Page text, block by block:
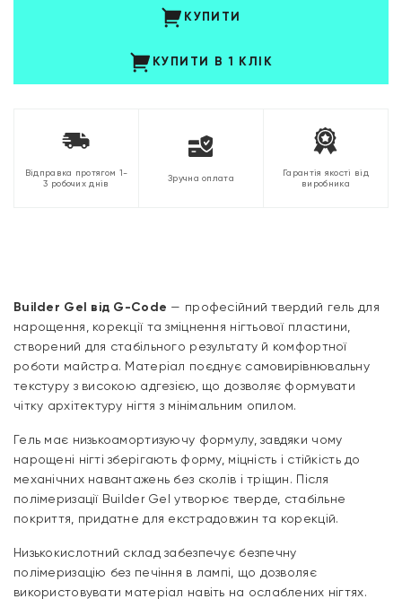
КУПИТИ
КУПИТИ В 1 КЛІК
Відправка протягом 1-
3 робочих днів
Зручна оплата
Гарантія якості від
виробника
Builder Gel від G-Code — професійний твердий гель для
нарощення, корекції та зміцнення нігтьової пластини,
створений для стабільного результату й комфортної
роботи майстра. Матеріал поєднує самовирівнювальну
текстуру з високою адгезією, що дозволяє формувати
чітку архітектуру нігтя з мінімальним опилом.
Гель має низькоамортизуючу формулу, завдяки чому
нарощені нігті зберігають форму, міцність і стійкість до
механічних навантажень без сколів і тріщин. Після
полімеризації Builder Gel утворює тверде, стабільне
покриття, придатне для екстрадовжин та корекцій.
Низькокислотний склад забезпечує безпечну
полімеризацію без печіння в лампі, що дозволяє
використовувати матеріал навіть на ослаблених нігтях.